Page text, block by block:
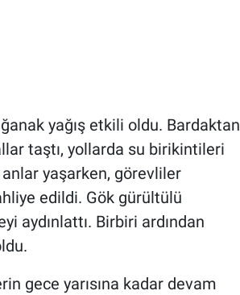
yağış etkili oldu. Bardaktan
taştı, yollarda su birikintileri
yaşarken, görevliler
edildi. Gök gürültülü
aydınlattı. Birbiri ardından
gece yarısına kadar devam